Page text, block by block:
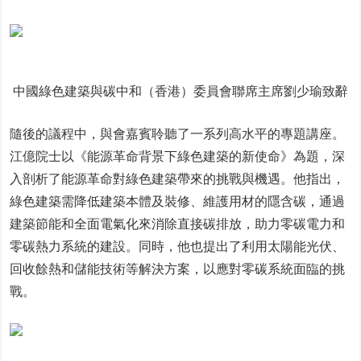
中國綠色建築與碳中和（香港）委員會聯席主席劉少瑜致辭
隨後的議程中，與會嘉賓聆聽了一系列高水平的專題講座。
江億院士以《能源革命背景下綠色建築的新使命》為題，深
入剖析了能源革命對綠色建築帶來的挑戰與機遇。他指出，
綠色建築需降低建築本體及裝修、維護用材的隱含碳，通過
建築節能和全面電氣化來消除直接碳排放，助力零碳電力和
零碳熱力系統的建設。同時，他也提出了利用太陽能光伏、
回收餘熱和儲能技術等解決方案，以應對零碳系統面臨的挑
戰。